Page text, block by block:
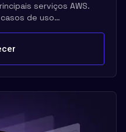
serviços AWS.
de uso